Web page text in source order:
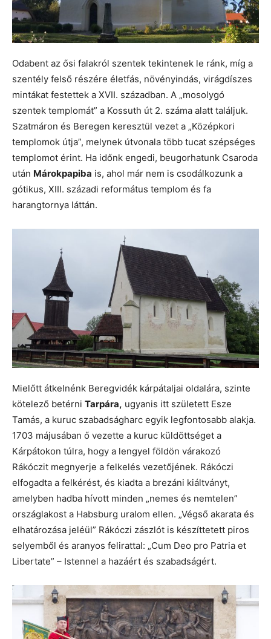
Odabent az ősi falakról szentek tekintenek le ránk, míg a
szentély felső részére életfás, növényindás, virágdíszes
mintákat festettek a XVII. században. A „mosolygó
szentek templomát” a Kossuth út 2. száma alatt találjuk.
Szatmáron és Beregen keresztül vezet a „Középkori
templomok útja”, melynek útvonala több tucat szépséges
templomot érint. Ha időnk engedi, beugorhatunk Csaroda
után Márokpapiba is, ahol már nem is csodálkozunk a
gótikus, XIII. századi református templom és fa
harangtornya láttán.
Mielőtt átkelnénk Beregvidék kárpátaljai oldalára, szinte
kötelező betérni Tarpára, ugyanis itt született Esze
Tamás, a kuruc szabadságharc egyik legfontosabb alakja.
1703 májusában ő vezette a kuruc küldöttséget a
Kárpátokon túlra, hogy a lengyel földön várakozó
Rákóczit megnyerje a felkelés vezetőjének. Rákóczi
elfogadta a felkérést, és kiadta a brezáni kiáltványt,
amelyben hadba hívott minden „nemes és nemtelen”
országlakost a Habsburg uralom ellen. „Végső akarata és
elhatározása jeléül” Rákóczi zászlót is készíttetett piros
selyemből és aranyos felirattal: „Cum Deo pro Patria et
Libertate” – Istennel a hazáért és szabadságért.